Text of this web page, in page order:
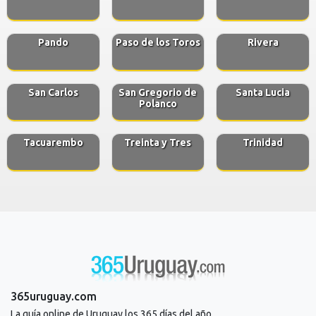
Pando Paso de los Toros Rivera
San Carlos
San Gregorio de
Polanco
Santa Lucia
Tacuarembo Treinta y Tres Trinidad
365uruguay.com